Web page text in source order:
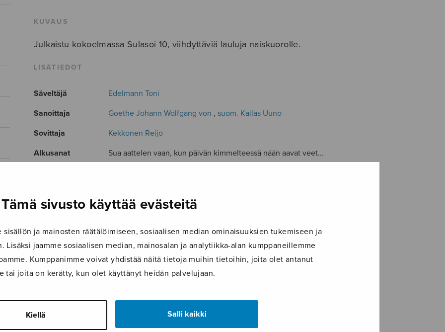
Tämä sivusto käyttää evästeitä
sisällön ja mainosten räätälöimiseen, sosiaalisen median ominaisuuksien tukemiseen ja
Lisäksi jaamme sosiaalisen median, mainosalan ja analytiikka-alan kumppaneillemme
Kumppanimme voivat yhdistää näitä tietoja muihin tietoihin, joita olet antanut
tai joita on kerätty, kun olet käyttänyt heidän palvelujaan.
Kiellä Salli kaikki
KUVAUS
Julkaistu kokoelmassa Sulasoi 10, viihdyttäviä lauluja naiskuorolle.
LISÄTIEDOT
Säveltäjä
Edelmann Toni
Sanoittaja
Goethe Johann Wolfgang von ,suom. Kailas Uuno
Sovittaja
Kekkonen Reijo
Alkusanat
Sua aattelen vaan, kun päivän kimmelteessä nään aavat veet...
Suomi
Julkaisija
Sulasol
Paino
Osastot
Diskanttikuoro
Sivumäärä